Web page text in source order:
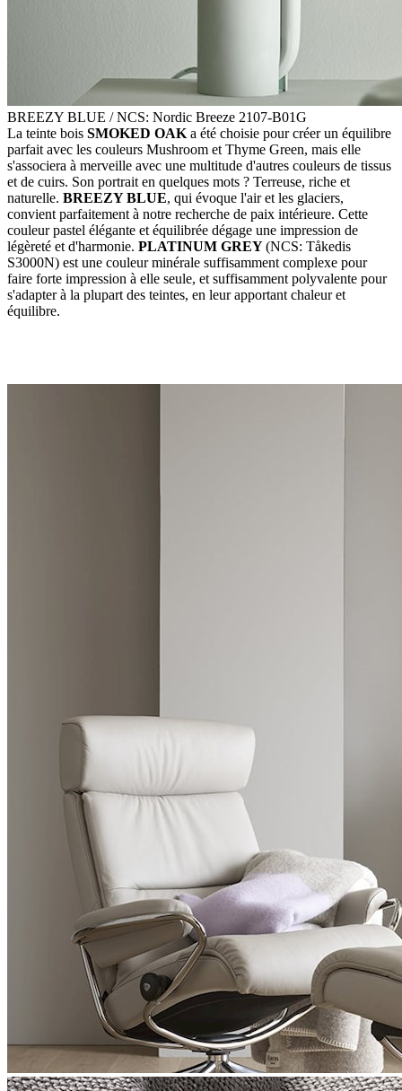
BREEZY BLUE / NCS: Nordic Breeze 2107-B01G
La teinte bois SMOKED OAK a été choisie pour créer un équilibre
parfait avec les couleurs Mushroom et Thyme Green, mais elle
s'associera à merveille avec une multitude d'autres couleurs de tissus
et de cuirs. Son portrait en quelques mots ? Terreuse, riche et
naturelle. BREEZY BLUE, qui évoque l'air et les glaciers,
convient parfaitement à notre recherche de paix intérieure. Cette
couleur pastel élégante et équilibrée dégage une impression de
légèreté et d'harmonie. PLATINUM GREY(NCS: Tåkedis
S3000N) est une couleur minérale suffisamment complexe pour
faire forte impression à elle seule, et suffisamment polyvalente pour
s'adapter à la plupart des teintes, en leur apportant chaleur et
équilibre.